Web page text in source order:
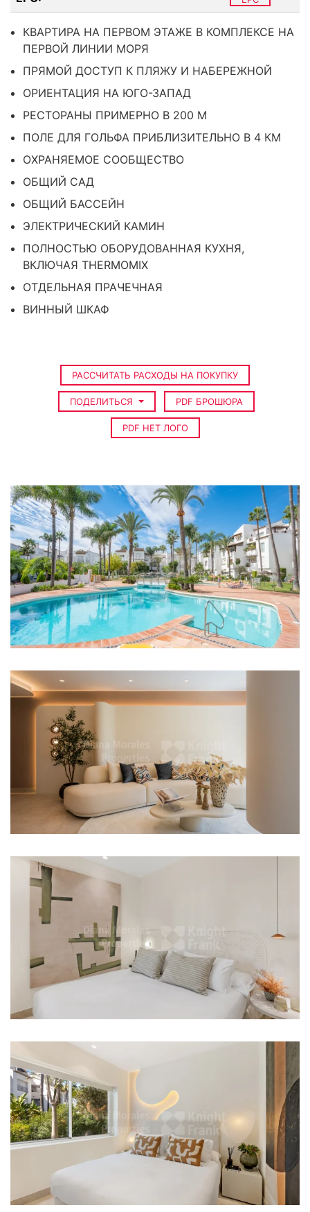
КВАРТИРА НА ПЕРВОМ ЭТАЖЕ В КОМПЛЕКСЕ НА
ПЕРВОЙ ЛИНИИ МОРЯ
ПРЯМОЙ ДОСТУП К ПЛЯЖУ И НАБЕРЕЖНОЙ
ОРИЕНТАЦИЯ НА ЮГО-ЗАПАД
РЕСТОРАНЫ ПРИМЕРНО В 200 М
ПОЛЕ ДЛЯ ГОЛЬФА ПРИБЛИЗИТЕЛЬНО В 4 КМ
ОХРАНЯЕМОЕ СООБЩЕСТВО
ОБЩИЙ САД
ОБЩИЙ БАССЕЙН
ЭЛЕКТРИЧЕСКИЙ КАМИН
ПОЛНОСТЬЮ ОБОРУДОВАННАЯ КУХНЯ,
ВКЛЮЧАЯ THERMOMIX
ОТДЕЛЬНАЯ ПРАЧЕЧНАЯ
ВИННЫЙ ШКАФ
РАССЧИТАТЬ РАСХОДЫ НА ПОКУПКУ
ПОДЕЛИТЬСЯ PDF БРОШЮРА
PDF НЕТ ЛОГО